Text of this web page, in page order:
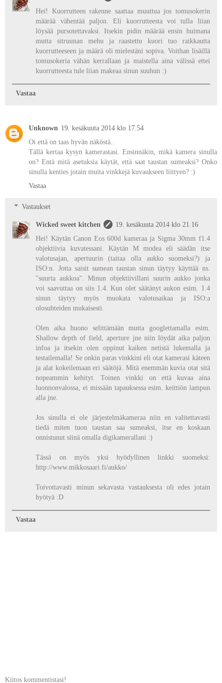
Hei! Kuorrutteen rakenne saattaa muuttua jos tomusokerin
määrää vähentää paljon. Eli kuorrutteesta voi tulla liian
löysää pursotettavaksi. Itsekin pidin määrää ensin huimana
mutta sitruunan mehu ja raastettu kuori tuo raikkautta
kuorrutteeseen ja määrä oli mielestäni sopiva. Voithan lisäillä
tomusokeria vähän kerrallaan ja maistella aina välissä ettei
kuorrutteesta tule liian makeaa sinun suuhun :)
Vastaa
Unknown 19. kesäkuuta 2014 klo 17.54
Oi että on taas hyvän näköstä..
Tällä kertaa kysyn kamerastasi. Ensinnäkin, mikä kamera sinulla
on? Entä mitä asetuksia käytät, että saat taustan sumeaksi? Onko
sinulla kenties jotain muita vinkkejä kuvaukseen liittyen? :)
Vastaa
Vastaukset
Wicked sweet kitchen
19. kesäkuuta 2014 klo 21.16
Hei! Käytän Canon Eos 600d kameraa ja Sigma 30mm f1.4
objektiivia kuvatessani. Käytän M modea eli säädän itse
valotusajan, apertuurin (taitaa olla aukko suomeksi?) ja
ISO:n. Jotta saisit sumean taustan sinun täytyy käyttää ns.
"suurta aukkoa". Minun objektiivillani suurin aukko jonka
voi saavuttaa on siis 1.4. Kun olet säätänyt aukon esim. 1.4
sinun täytyy myös muokata valotusaikaa ja ISO:a
olosuhteiden mukaisesti.
Olen aika huono selittämään mutta googlettamalla esim.
Shallow depth of field, aperture jne niin löydät aika paljon
infoa ja itsekin olen oppinut kaiken netistä lukemalla ja
testailemalla! Se onkin paras vinkkini eli otat kamerasi käteen
ja alat kokeilemaan eri säätöjä. Mitä enemmän kuvia otat sitä
nopeammin kehityt. Toinen vinkki on että kuvaa aina
luonnonvalossa, ei missään tapauksessa esim. keittiön lampun
alla jne.
Jos sinulla ei ole järjestelmäkameraa niin en valitettavasti
tiedä miten tuon taustan saa sumeaksi, itse en koskaan
onnistunut siinä omalla digikamerallani :)
Tässä on myös yksi hyödyllinen linkki suomeksi:
http://www.mikkosaari.fi/aukko/
Toivottavasti minun sekavasta vastauksesta oli edes jotain
hyötyä :D
Vastaa
Kiitos kommentistasi!